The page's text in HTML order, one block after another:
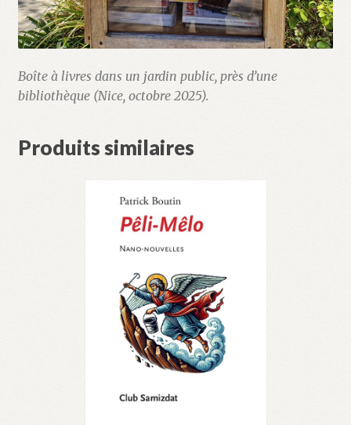
Boîte à livres dans un jardin public, près d’une
bibliothèque (Nice, octobre 2025).
Produits similaires